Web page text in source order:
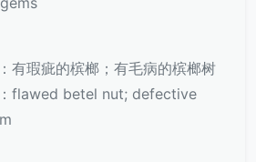
有瑕疵的槟榔；有毛病的槟榔树
flawed betel nut; defective